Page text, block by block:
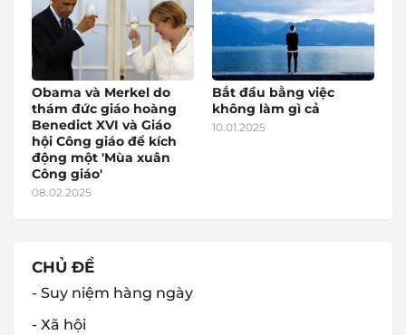
Obama và Merkel do
thám đức giáo hoàng
Benedict XVI và Giáo
hội Công giáo để kích
động một 'Mùa xuân
Công giáo'
08.02.2025
Bắt đầu bằng việc
không làm gì cả
10.01.2025
CHỦ ĐỀ
- Suy niệm hàng ngày
- Xã hội